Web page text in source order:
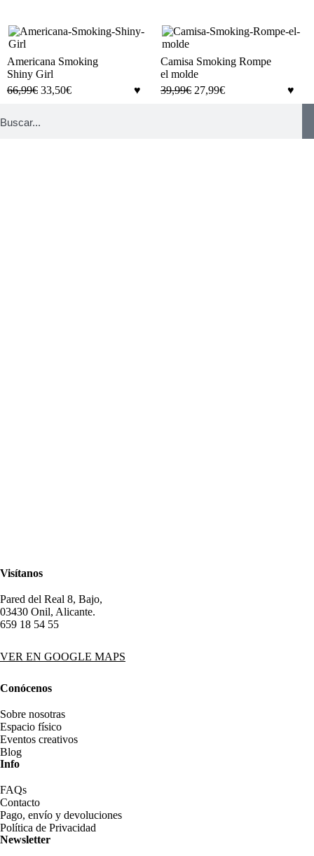
Americana Smoking
Shiny Girl
66,99€ 33,50€
Camisa Smoking Rompe
el molde
39,99€ 27,99€
Visítanos
Pared del Real 8, Bajo,
03430 Onil, Alicante.
659 18 54 55
VER EN GOOGLE MAPS
Conócenos
Sobre nosotras
Espacio físico
Eventos creativos
Blog
Info
FAQs
Contacto
Pago, envío y devoluciones
Política de Privacidad
Newsletter